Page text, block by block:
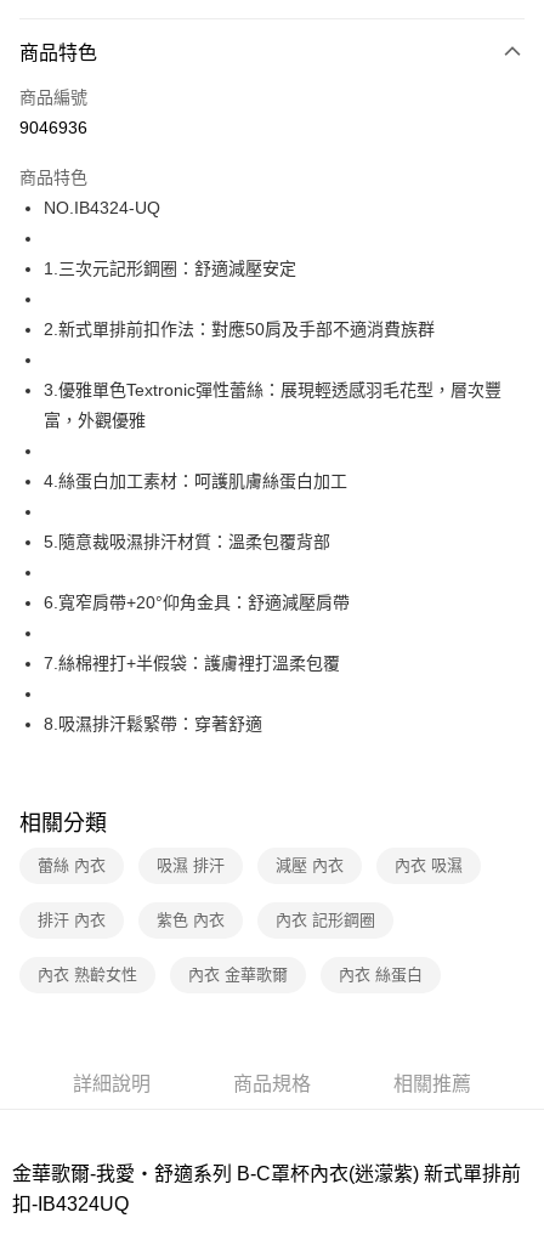
LINE Pay
街口支付
運送方式
全家取貨付款
每筆NT$80，滿NT$1,000(含以上)免運費
付款後全家取貨
7-11取貨付款
每筆NT$80，滿NT$1,000(含以上)免運費
付款後7-11取貨
每筆NT$80，滿NT$1,000(含以上)免運費
宅配
離島
每筆NT$220
商品特色
商品編號
9046936
商品特色
NO.IB4324-UQ
1.三次元記形鋼圈：舒適減壓安定
2.新式單排前扣作法：對應50肩及手部不適消費族群
3.優雅單色Textronic彈性蕾絲：展現輕透感羽毛花型，層次豐
富，外觀優雅
4.絲蛋白加工素材：呵護肌膚絲蛋白加工
5.隨意裁吸濕排汗材質：溫柔包覆背部
6.寬窄肩帶+20°仰角金具：舒適減壓肩帶
7.絲棉裡打+半假袋：護膚裡打溫柔包覆
8.吸濕排汗鬆緊帶：穿著舒適
相關分類
蕾絲 內衣 吸濕 排汗 減壓 內衣 內衣 吸濕
排汗 內衣 紫色 內衣 內衣 記形鋼圈
內衣 熟齡女性 內衣 金華歌爾 內衣 絲蛋白
詳細說明 商品規格 相關推薦
金華歌爾-我愛‧舒適系列 B-C罩杯內衣(迷濛紫) 新式單排前
扣-IB4324UQ